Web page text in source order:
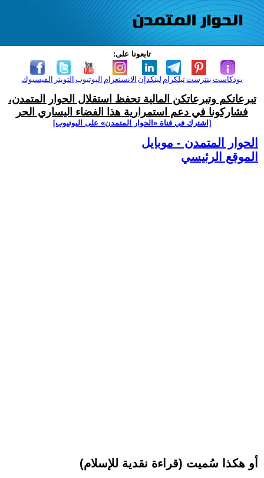
تابعونا على:
الفيسبوك التويتر اليوتيوب الانستغرام لينكدإن تيلكرامبنترست بودكاست
تبرعاتكم وتبرعاتكن المالية تحفظ استقلال الحوار المتمدن،
فشاركونا في دعم استمرارية هذا الفضاء اليساري الحر
[اشترك في قناة ‫«الحوار المتمدن» على اليوتيوب]
الحوار المتمدن - موبايل
الموقع الرئيسي
(قراءة نقدية للإسلام) أو هكذا سُميت